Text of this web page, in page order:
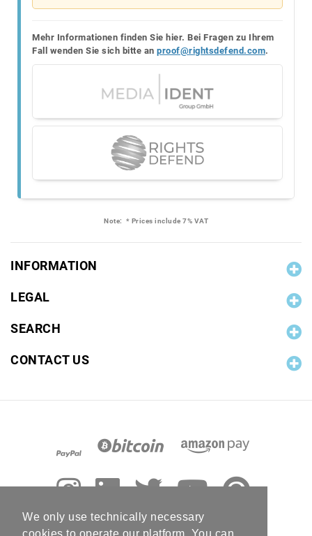
We only use technically necessary
Mehr Informationen finden Sie hier. Bei Fragen zu Ihrem
Fall wenden Sie sich bitte an proof@rightsdefend.com.
Note: * Prices include 7% VAT
INFORMATION
LEGAL
SEARCH
CONTACT US